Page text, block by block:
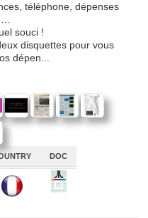
téléphone, dépenses
souci !
disquettes pour vous
dépen...
DOC